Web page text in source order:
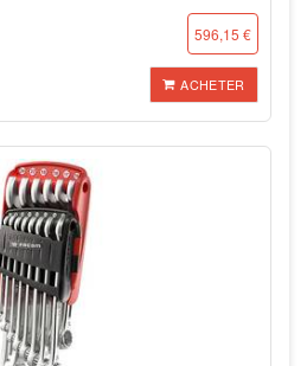
596,15 €
ACHETER